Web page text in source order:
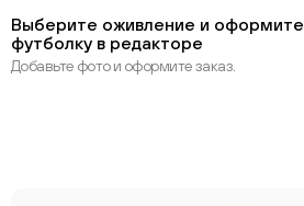
Выберите оживление и оформите
футболку в редакторе
Добавьте фото и оформите заказ.